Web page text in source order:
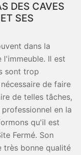
DES CAVES
SES
dans la
l'immeuble. Il est
sont trop
de faire
de telles tâches,
en la
qu'il est
Fermé. Son
très bonne qualité